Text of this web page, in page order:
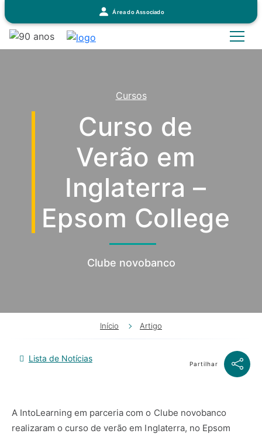
Área do Associado
Cursos
Curso de
Verão em
Inglaterra –
Epsom College
Clube novobanco
Início Artigo
Lista de Notícias
Partilhar
A IntoLearning em parceria com o Clube novobanco
realizaram o curso de verão em Inglaterra, no Epsom